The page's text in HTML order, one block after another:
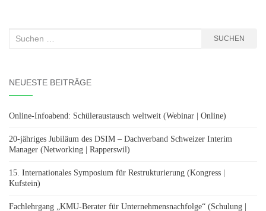
Suchen
SUCHEN
NEUESTE BEITRÄGE
Online-Infoabend: Schüleraustausch weltweit (Webinar | Online)
20-jähriges Jubiläum des DSIM – Dachverband Schweizer Interim
Manager (Networking | Rapperswil)
15. Internationales Symposium für Restrukturierung (Kongress |
Kufstein)
Fachlehrgang „KMU-Berater für Unternehmensnachfolge“ (Schulung |